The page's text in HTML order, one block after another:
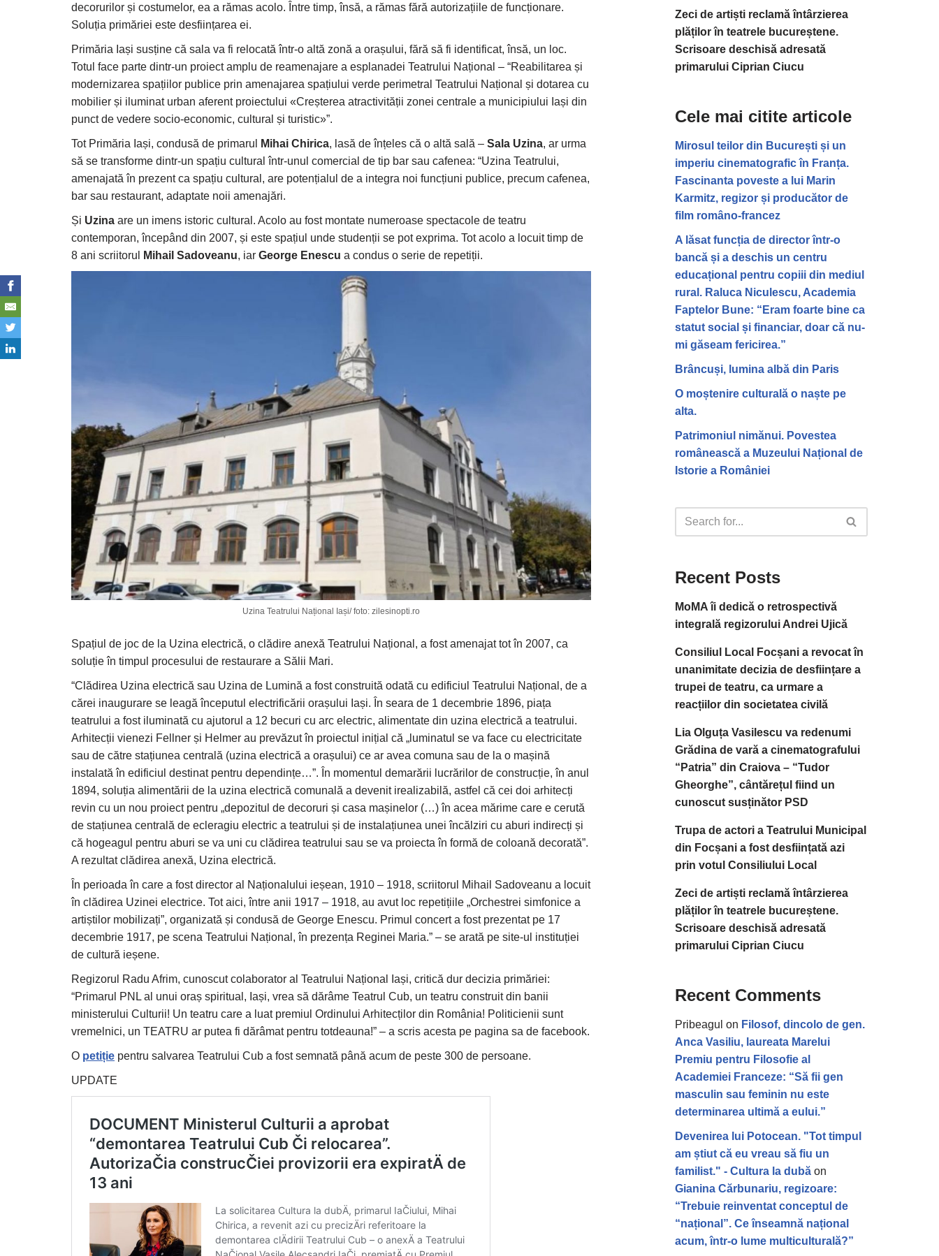
decorurilor și costumelor, ea a rămas acolo. Între timp, însă, a rămas fără autorizațiile de funcționare.
Soluția primăriei este desființarea ei.
Primăria Iași susține că sala va fi relocată într-o altă zonă a orașului, fără să fi identificat, însă, un loc.
Totul face parte dintr-un proiect amplu de reamenajare a esplanadei Teatrului Național – “Reabilitarea și
modernizarea spațiilor publice prin amenajarea spațiului verde perimetral Teatrului Național și dotarea cu
mobilier și iluminat urban aferent proiectului «Creșterea atractivității zonei centrale a municipiului Iași din
punct de vedere socio-economic, cultural și turistic»”.
Tot Primăria Iași, condusă de primarul Mihai Chirica, lasă de înțeles că o altă sală – Sala Uzina, ar urma
să se transforme dintr-un spațiu cultural într-unul comercial de tip bar sau cafenea: “Uzina Teatrului,
amenajată în prezent ca spațiu cultural, are potențialul de a integra noi funcțiuni publice, precum cafenea,
bar sau restaurant, adaptate noii amenajări.
Și Uzina are un imens istoric cultural. Acolo au fost montate numeroase spectacole de teatru
contemporan, începând din 2007, și este spațiul unde studenții se pot exprima. Tot acolo a locuit timp de
8 ani scriitorul
Mihail Sadoveanu, iar George Enescu a condus o serie de repetiții.
Uzina Teatrului Național Iași/ foto: zilesinopti.ro
Spațiul de joc de la Uzina electrică, o clădire anexă Teatrului Național, a fost amenajat tot în 2007, ca
soluție în timpul procesului de restaurare a Sălii Mari.
“Clădirea Uzina electrică sau Uzina de Lumină a fost construită odată cu edificiul Teatrului Național, de a
cărei inaugurare se leagă începutul electrificării orașului Iași. În seara de 1 decembrie 1896, piața
teatrului a fost iluminată cu ajutorul a 12 becuri cu arc electric, alimentate din uzina electrică a teatrului.
Arhitecții vienezi Fellner și Helmer au prevăzut în proiectul inițial că „luminatul se va face cu electricitate
sau de către stațiunea centrală (uzina electrică a orașului) ce ar avea comuna sau de la o mașină
instalată în edificiul destinat pentru dependințe…”. În momentul demarării lucrărilor de construcție, în anul
1894, soluția alimentării de la uzina electrică comunală a devenit irealizabilă, astfel că cei doi arhitecți
revin cu un nou proiect pentru „depozitul de decoruri și casa mașinelor (…) în acea mărime care e cerută
de stațiunea centrală de ecleragiu electric a teatrului și de instalațiunea unei încălziri cu aburi indirecți și
că hogeagul pentru aburi se va uni cu clădirea teatrului sau se va proiecta în formă de coloană decorată”.
A rezultat clădirea anexă, Uzina electrică.
În perioada în care a fost director al Naționalului ieșean, 1910 – 1918, scriitorul Mihail Sadoveanu a locuit
în clădirea Uzinei electrice. Tot aici, între anii 1917 – 1918, au avut loc repetițiile „Orchestrei simfonice a
artiștilor mobilizați”, organizată și condusă de George Enescu. Primul concert a fost prezentat pe 17
decembrie 1917, pe scena Teatrului Național, în prezența Reginei Maria.” – se arată pe site-ul instituției
de cultură ieșene.
Regizorul Radu Afrim, cunoscut colaborator al Teatrului Național Iași, critică dur decizia primăriei:
“Primarul PNL al unui oraș spiritual, Iași, vrea să dărâme Teatrul Cub, un teatru construit din banii
ministerului Culturii! Un teatru care a luat premiul Ordinului Arhitecților din România! Politicienii sunt
vremelnici, un TEATRU ar putea fi dărâmat pentru totdeauna!” – a scris acesta pe pagina sa de facebook.
O petiție pentru salvarea Teatrului Cub a fost semnată până acum de peste 300 de persoane.
UPDATE
Zeci de artiști reclamă întârzierea
plăților în teatrele bucureștene.
Scrisoare deschisă adresată
primarului Ciprian Ciucu
Cele mai citite articole
Mirosul teilor din București și un
imperiu cinematografic în Franța.
Fascinanta poveste a lui Marin
Karmitz, regizor și producător de
film româno-francez
A lăsat funcția de director într-o
bancă și a deschis un centru
educațional pentru copiii din mediul
rural. Raluca Niculescu, Academia
Faptelor Bune: “Eram foarte bine ca
statut social și financiar, doar că nu-
mi găseam fericirea.”
Brâncuși, lumina albă din Paris
O moștenire culturală o naște pe
alta.
Patrimoniul nimănui. Povestea
românească a Muzeului Național de
Istorie a României
Recent Posts
MoMA îi dedică o retrospectivă
integrală regizorului Andrei Ujică
Consiliul Local Focșani a revocat în
unanimitate decizia de desființare a
trupei de teatru, ca urmare a
reacțiilor din societatea civilă
Lia Olguța Vasilescu va redenumi
Grădina de vară a cinematografului
“Patria” din Craiova – “Tudor
Gheorghe”, cântărețul fiind un
cunoscut susținător PSD
Trupa de actori a Teatrului Municipal
din Focșani a fost desființată azi
prin votul Consiliului Local
Zeci de artiști reclamă întârzierea
plăților în teatrele bucureștene.
Scrisoare deschisă adresată
primarului Ciprian Ciucu
Recent Comments
Pribeagul on Filosof, dincolo de gen.
Anca Vasiliu, laureata Marelui
Premiu pentru Filosofie al
Academiei Franceze: “Să fii gen
masculin sau feminin nu este
determinarea ultimă a eului.”
Devenirea lui Potocean. "Tot timpul
am știut că eu vreau să fiu un
familist." - Cultura la dubă on
Gianina Cărbunariu, regizoare:
“Trebuie reinventat conceptul de
“național”. Ce înseamnă național
acum, într-o lume multiculturală?”